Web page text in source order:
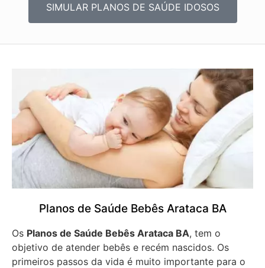
SIMULAR PLANOS DE SAÚDE IDOSOS
Planos de Saúde Bebês Arataca BA
Os Planos de Saúde Bebês Arataca BA, tem o
objetivo de atender bebês e recém nascidos. Os
primeiros passos da vida é muito importante para o